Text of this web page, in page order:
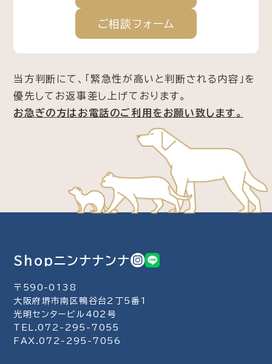
ご相談フォーム
当方判断にて、「緊急性が高いと判断される内容」を
優先してお返事差し上げております。
お急ぎの方はお電話のご利用をお願い致します。
Shopニンナナンナ
〒590-0138
大阪府堺市南区鴨谷台2丁5番1
光明センタービル402号
TEL.072-295-7055
FAX.072-295-7056